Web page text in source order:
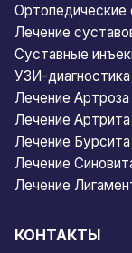
Ортопедические
Лечение
Суставные
УЗИ-диагностика
Лечение Артроза
Лечение Артрита
Лечение Бурсита
Лечение
Лечение
КОНТАКТЫ